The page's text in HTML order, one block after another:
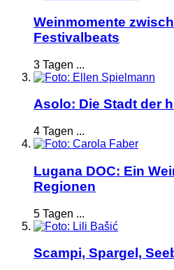
Weinmomente
Festivalbeats
3 Tagen ...
Asolo: Die Stadt der
4 Tagen ...
Lugana DOC: Ein
Regionen
5 Tagen ...
Scampi, Spargel,